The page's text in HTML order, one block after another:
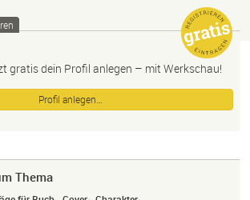
gratis dein Profil anlegen – mit Werkschau!
Profil anlegen…
Thema